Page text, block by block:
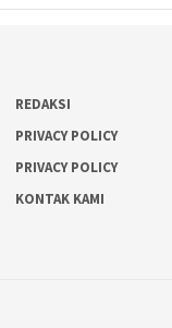
REDAKSI
PRIVACY POLICY
PRIVACY POLICY
KONTAK KAMI